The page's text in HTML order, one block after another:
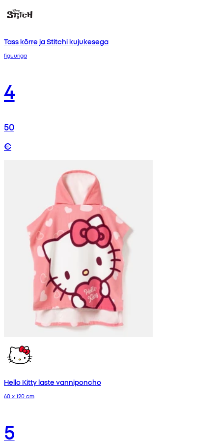
Tass kõrre ja Stitchi kujukesega
figuuriga
4
50
€
Hello Kitty laste vanniponcho
60 x 120 cm
5